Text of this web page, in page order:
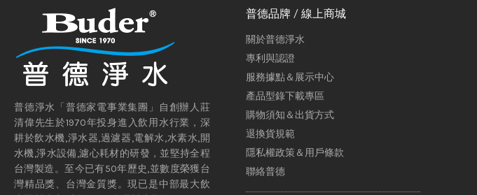
普德淨水「普德家電事業集團」自創辦人莊
清偉先生於1970年投身進入飲用水行業，深
耕於飲水機,淨水器,過濾器,電解水,水素水,開
水機,淨水設備,濾心耗材的研發，並堅持全程
台灣製造。至今已有50年歷史,並數度榮獲台
灣精品獎、台灣金質獎。現已是中部最大飲
普德品牌 / 線上商城
關於普德淨水
專利與認證
服務據點＆展示中心
產品型錄下載專區
購物須知＆出貨方式
退換貨規範
隱私權政策＆用戶條款
聯絡普德